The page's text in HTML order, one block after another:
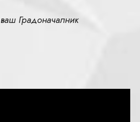
ваш Градоначалник